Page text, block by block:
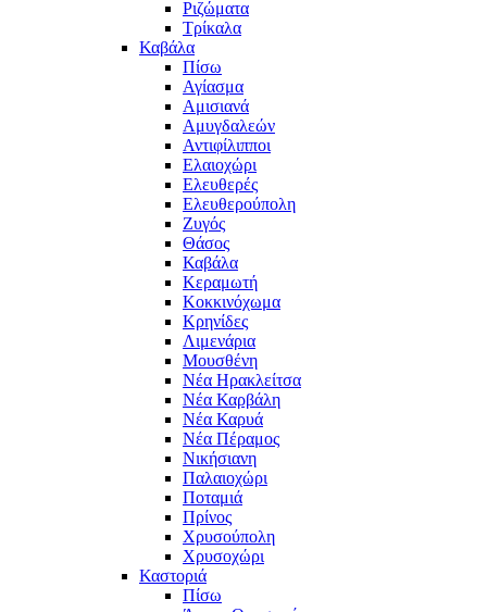
Ριζώματα
Τρίκαλα
Καβάλα
Πίσω
Αγίασμα
Αμισιανά
Αμυγδαλεών
Αντιφίλιπποι
Ελαιοχώρι
Ελευθερές
Ελευθερούπολη
Ζυγός
Θάσος
Καβάλα
Κεραμωτή
Κοκκινόχωμα
Κρηνίδες
Λιμενάρια
Μουσθένη
Νέα Ηρακλείτσα
Νέα Καρβάλη
Νέα Καρυά
Νέα Πέραμος
Νικήσιανη
Παλαιοχώρι
Ποταμιά
Πρίνος
Χρυσούπολη
Χρυσοχώρι
Καστοριά
Πίσω